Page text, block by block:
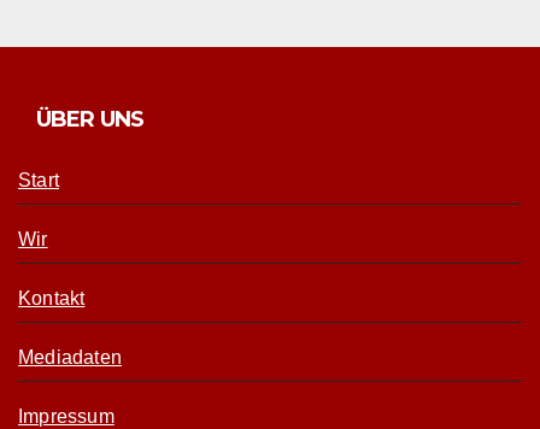
ÜBER UNS
Start
Wir
Kontakt
Mediadaten
Impressum